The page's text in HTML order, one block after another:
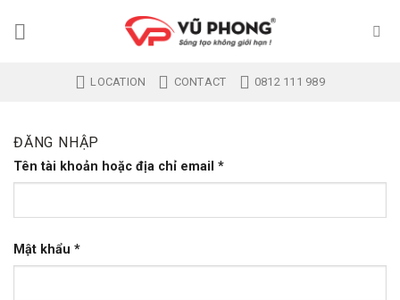
LOCATION CONTACT 0812 111 989
ĐĂNG NHẬP
Tên tài khoản hoặc địa chỉ email *
Mật khẩu *